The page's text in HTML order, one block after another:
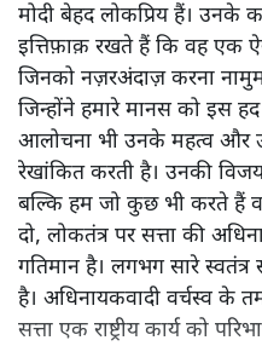
मोदी बेहद लोकप्रिय हैं। उनके
इत्तिफ़ाक़ रखते हैं कि वह एक
जिनको नज़रअंदाज़ करना
जिन्होंने हमारे मानस को इस
आलोचना भी उनके महत्व और
रेखांकित करती है। उनकी
बल्कि हम जो कुछ भी करते हैं
दो, लोकतंत्र पर सत्ता की
गतिमान है। लगभग सारे
है। अधिनायकवादी वर्चस्व के
सत्ता एक राष्ट्रीय कार्य को